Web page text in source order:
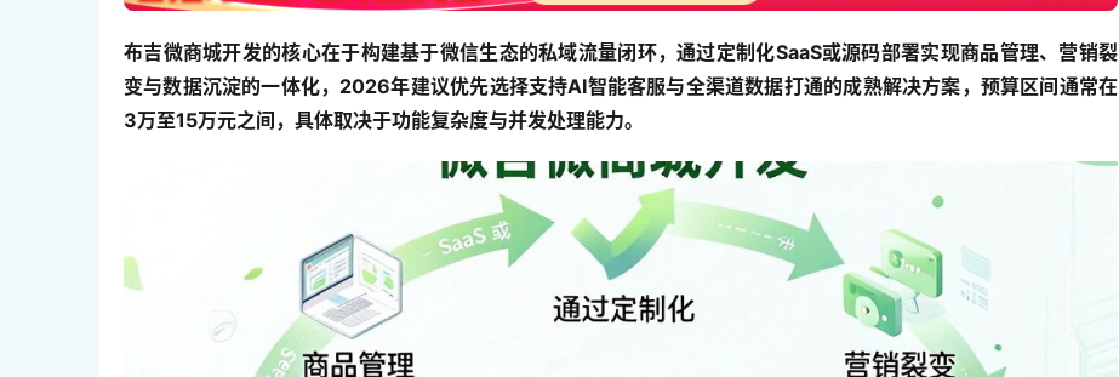
布吉微商城开发的核心在于构建基于微信生态的私域流量闭环，通过定制化SaaS或源码部署实现商品管理、营销裂
变与数据沉淀的一体化，2026年建议优先选择支持AI智能客服与全渠道数据打通的成熟解决方案，预算区间通常在
3万至15万元之间，具体取决于功能复杂度与并发处理能力。